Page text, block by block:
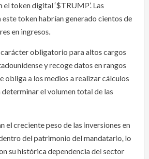
el token digital ‘$TRUMP’. Las
este token habrían generado cientos de
en ingresos.
carácter obligatorio para altos cargos
y recoge datos en rangos
obliga a los medios a realizar cálculos
el volumen total de las
el creciente peso de las inversiones en
del patrimonio del mandatario, lo
su histórica dependencia del sector